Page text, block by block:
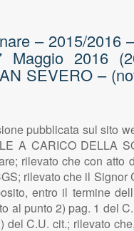
– 2015/2016
2016
SEVERO –
pubblicata sul sito
A CARICO DELLA
rilevato che con
rilevato che il
entro il termine
al punto 2) pag. 1 del
C.U. cit.; rilevato